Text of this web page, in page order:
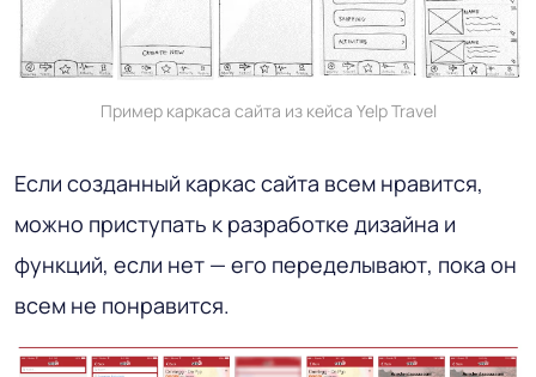
Пример каркаса сайта из кейса Yelp Travel
Если созданный каркас сайта всем нравится,
можно приступать к разработке дизайна и
функций, если нет — его переделывают, пока он
всем не понравится.